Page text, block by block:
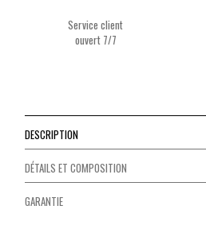
Service client
ouvert 7/7
DESCRIPTION
DÉTAILS ET COMPOSITION
GARANTIE